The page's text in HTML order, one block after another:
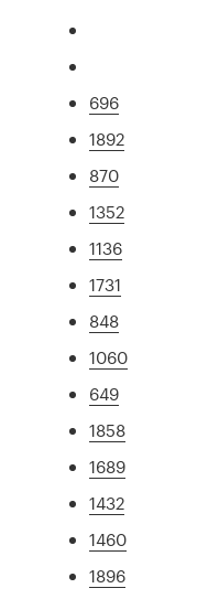
696
1892
870
1352
1136
1731
848
1060
649
1858
1689
1432
1460
1896